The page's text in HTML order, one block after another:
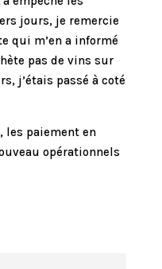
jours, je remercie
qui m’en a informé
pas de vins sur
j’étais passé à coté
les paiement en
opérationnels